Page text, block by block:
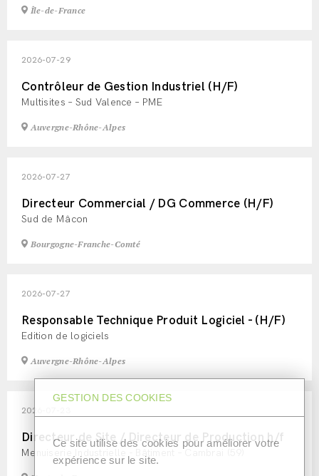
Île-de-France
2026-07-29
Contrôleur de Gestion Industriel (H/F)
Multisites – Sud Valence – PME
Auvergne-Rhône-Alpes
2026-07-27
Directeur Commercial / DG Commerce (H/F)
Sud de Mâcon
Bourgogne-Franche-Comté
2026-07-27
Responsable Technique Produit Logiciel - (H/F)
Edition de logiciels
Auvergne-Rhône-Alpes
2026-07-23
Directeur de Site / Directeur de Production h/f
Menuiserie Industrielle - Bâtiment – Cambrai (59)
GESTION DES COOKIES
Ce site utilise des cookies pour améliorer votre
expérience sur le site.